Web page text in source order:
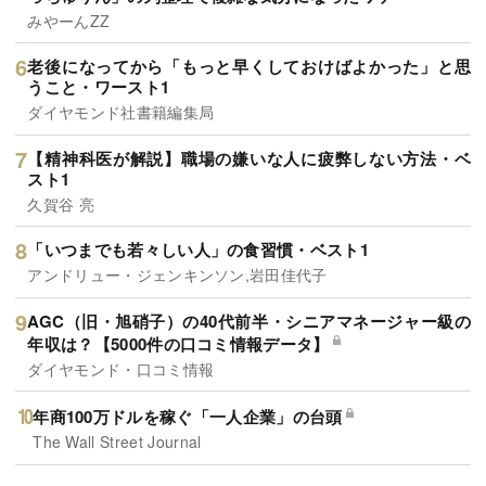
みやーんZZ
老後になってから「もっと早くしておけばよかった」と思
うこと・ワースト1
ダイヤモンド社書籍編集局
【精神科医が解説】職場の嫌いな人に疲弊しない方法・ベ
スト1
久賀谷 亮
「いつまでも若々しい人」の食習慣・ベスト1
アンドリュー・ジェンキンソン,岩田佳代子
AGC（旧・旭硝子）の40代前半・シニアマネージャー級の
年収は？【5000件の口コミ情報データ】
ダイヤモンド・口コミ情報
年商100万ドルを稼ぐ「一人企業」の台頭
The Wall Street Journal